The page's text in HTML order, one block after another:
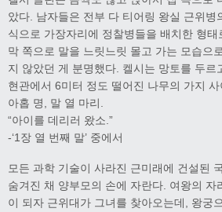
았다. 남자들은 전부 다 티어링 왕실 근위병
식으로 가장자리에 정찰병들을 배치한 형
막 쪽으로 말을 느릿느릿 몰고 가는 모습으
지 않았던 게 분명했다. 켈시는 망토를 두르
현관에서 6미터 정도 떨어진 나무의 가지
아홉 명, 말 열 마리.
“아이를 데리러 왔소.”
-‘1장 열 번째 말’ 중에서
모든 과학 기술이 사라진 근미래에 건설된
숨겨진 채 양부모의 손에 자란다. 여왕의 자
이 되자 근위대가 그녀를 찾아오는데, 왕궁